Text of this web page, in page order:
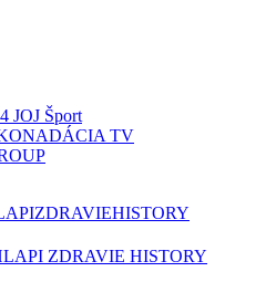
JOJ Šport
NADÁCIA TV
ZDRAVIEHISTORY
ZDRAVIE HISTORY